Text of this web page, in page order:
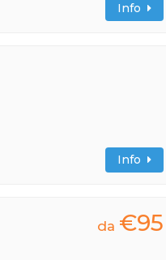
Info
Info
da €95